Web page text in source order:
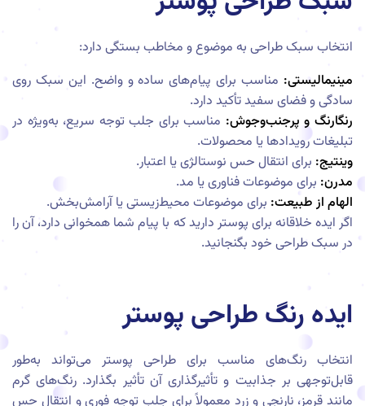
انتخاب سبک طراحی به موضوع و مخاطب بستگی دارد:
مینیمالیستی: مناسب برای پیام‌های ساده و واضح. این سبک روی
سادگی و فضای سفید تأکید دارد.
رنگارنگ و پرجنب‌وجوش: مناسب برای جلب توجه سریع، به‌ویژه در
تبلیغات رویدادها یا محصولات.
وینتیج: برای انتقال حس نوستالژی یا اعتبار.
مدرن: برای موضوعات فناوری یا مد.
الهام از طبیعت: برای موضوعات محیط‌زیستی یا آرامش‌بخش.
اگر ایده خلاقانه برای پوستر دارید که با پیام شما همخوانی دارد، آن را
در سبک طراحی خود بگنجانید.
ایده رنگ طراحی پوستر
انتخاب رنگ‌های مناسب برای طراحی پوستر می‌تواند به‌طور
قابل‌توجهی بر جذابیت و تأثیرگذاری آن تأثیر بگذارد. رنگ‌های گرم
مانند قرمز، نارنجی و زرد معمولاً برای جلب توجه فوری و انتقال حس